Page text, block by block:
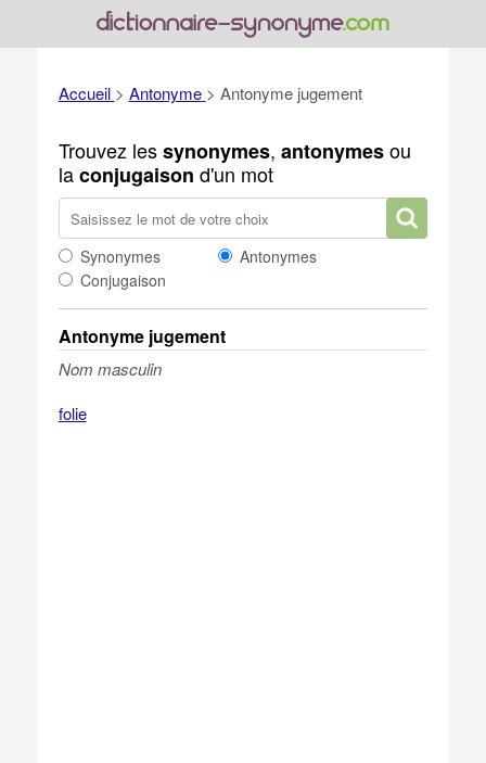
Accueil > Antonyme > Antonyme jugement
Trouvez lessynonymes, antonymesou
laconjugaison d'un mot
Synonymes
Antonymes
Conjugaison
Antonyme jugement
Nom masculin
folie